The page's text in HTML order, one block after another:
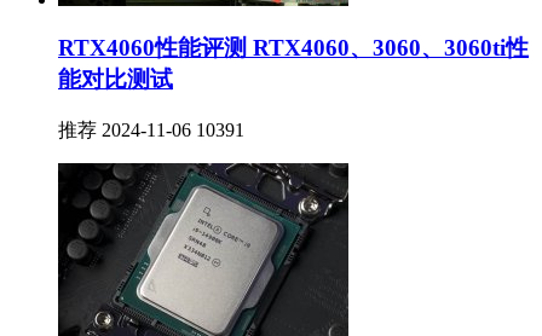
RTX4060性能评测 RTX4060、3060、3060ti性
能对比测试
推荐 2024-11-06 10391